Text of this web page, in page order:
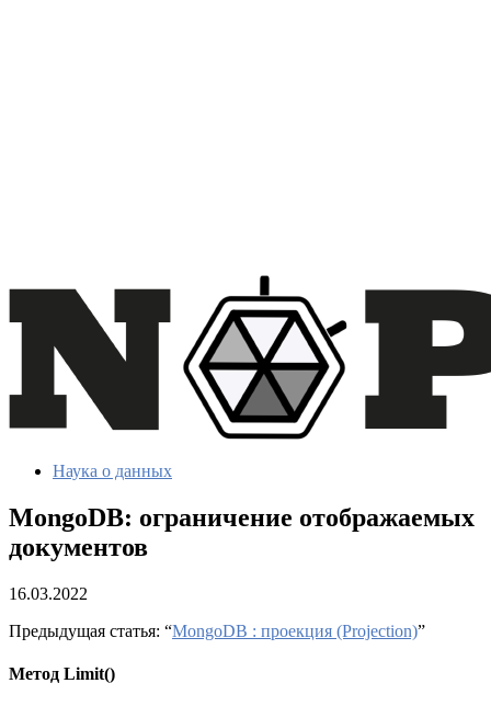
Наука о данных
MongoDB: ограничение отображаемых
документов
16.03.2022
Предыдущая статья: “MongoDB : проекция (Projection)”
Метод Limit()